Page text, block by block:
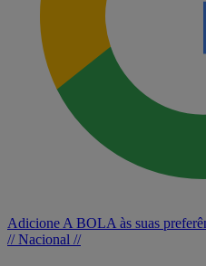
Adicione A BOLA às suas
// Nacional //